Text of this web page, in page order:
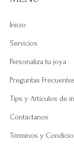
Inicio
Servicios
Personaliza tu joya
Preguntas
Tips y Artículos de
Contáctanos
Términos y